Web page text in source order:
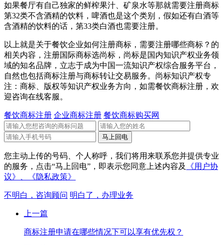
如果餐厅有自己独家的鲜榨果汁、矿泉水等那就需要注册商标
第32类不含酒精的饮料，啤酒也是这个类别，假如还有白酒等
含酒精的饮料的话，第33类白酒也需要注册。
以上就是关于餐饮企业如何注册商标，需要注册哪些商标？的
相关内容，注册国际商标选尚标，尚标是国内知识产权业务领
域的知名品牌，立志于成为中国一流知识产权综合服务平台，
自然也包括商标注册与商标转让交易服务。尚标知识产权专
注：商标、版权等知识产权业务方向，如需餐饮商标注册，欢
迎咨询在线客服。
餐饮商标注册 企业商标注册 餐饮商标购买网
您主动上传的号码、个人称呼，我们将用来联系您并提供专业
的服务，点击“马上回电”，即表示您同意上述内容及
《用户协
议》、
《隐私政策》
不明白，咨询顾问 明白了，办理业务
上一篇
商标注册申请在哪些情况下可以享有优先权？